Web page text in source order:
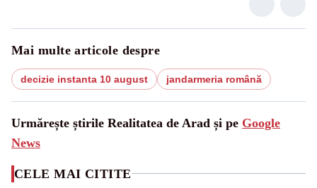
Mai multe articole despre
decizie instanta 10 august jandarmeria română
Urmărește știrile Realitatea de Arad și pe Google
News
CELE MAI CITITE